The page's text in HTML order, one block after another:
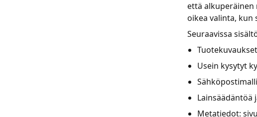
että alkuperäinen
oikea valinta, kun
Seuraavissa
Usein kysytyt
Metatiedot: